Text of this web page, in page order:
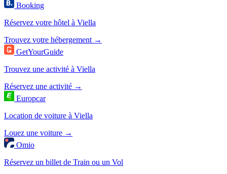
Booking
Réservez votre hôtel à Viella
Trouvez votre hébergement →
GetYourGuide
Trouvez une activité à Viella
Réservez une activité →
Europcar
Location de voiture à Viella
Louez une voiture →
Omio
Réservez un billet de Train ou un Vol